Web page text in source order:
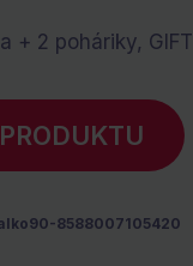
+ 2 poháriky, GIFT
8588007105420